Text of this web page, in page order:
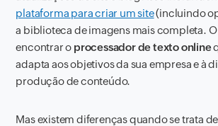
plataforma para criar um site(incluindo
a biblioteca de imagens mais completa.
encontrar o processador de texto online
adapta aos objetivos da sua empresa e à
produção de conteúdo.
Mas existem diferenças quando se trata de